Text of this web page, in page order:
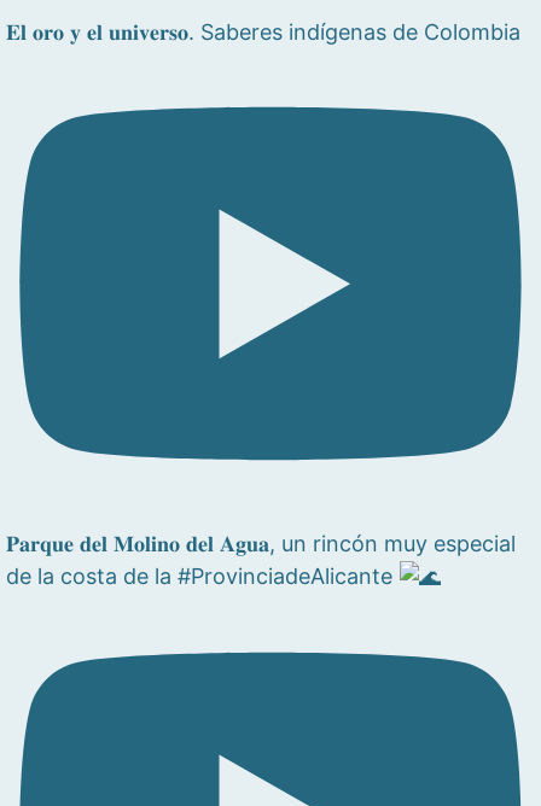
𝐄𝐥 𝐨𝐫𝐨 𝐲 𝐞𝐥 𝐮𝐧𝐢𝐯𝐞𝐫𝐬𝐨. Saberes indígenas de Colombia
𝐏𝐚𝐫𝐪𝐮𝐞 𝐝𝐞𝐥 𝐌𝐨𝐥𝐢𝐧𝐨 𝐝𝐞𝐥 𝐀𝐠𝐮𝐚, un rincón muy especial
de la costa de la #ProvinciadeAlicante